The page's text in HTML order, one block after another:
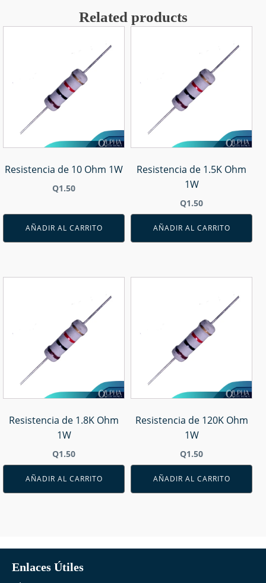
Related products
Resistencia de 10 Ohm 1W
Q1.50
AÑADIR AL CARRITO
Resistencia de 1.5K Ohm
1W
Q1.50
AÑADIR AL CARRITO
Resistencia de 1.8K Ohm
1W
Q1.50
AÑADIR AL CARRITO
Resistencia de 120K Ohm
1W
Q1.50
AÑADIR AL CARRITO
Enlaces Útiles